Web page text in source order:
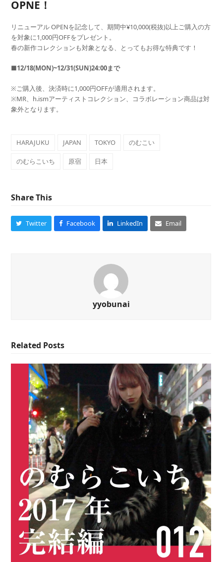
OPNE！
リニューアル OPENを記念して、期間中¥10,000(税抜)以上ご購入の方
を対象に1,000円OFFをプレゼント。
春の新作コレクションも対象となる、とってもお得な特典です！
■12/18(MON)~12/31(SUN)24:00まで
※ご購入後、決済時に1,000円OFFが適用されます。
※MR、h.ismアーティストコレクション、コラボレーション商品は対
象外となります。
HARAJUKU JAPAN TOKYO のむこい
のむらこいち 原宿 日本
Share This
Twitter Facebook LinkedIn Email
yyobunai
Related Posts